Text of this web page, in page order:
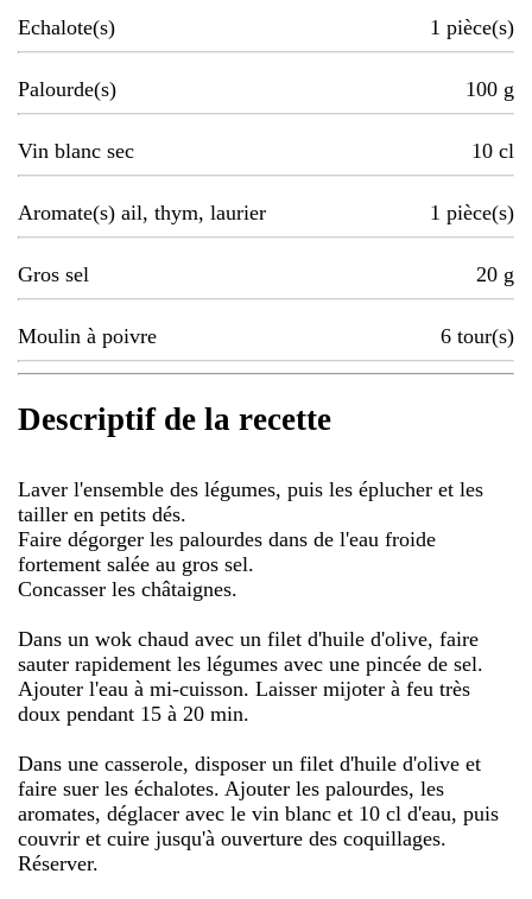
Echalote(s) 1 pièce(s)
Palourde(s) 100 g
Vin blanc sec 10 cl
Aromate(s) ail, thym, laurier 1 pièce(s)
Gros sel 20 g
Moulin à poivre 6 tour(s)
Descriptif de la recette
Laver l'ensemble des légumes, puis les éplucher et les
tailler en petits dés.
Faire dégorger les palourdes dans de l'eau froide
fortement salée au gros sel.
Concasser les châtaignes.
Dans un wok chaud avec un filet d'huile d'olive, faire
sauter rapidement les légumes avec une pincée de sel.
Ajouter l'eau à mi-cuisson. Laisser mijoter à feu très
doux pendant 15 à 20 min.
Dans une casserole, disposer un filet d'huile d'olive et
faire suer les échalotes. Ajouter les palourdes, les
aromates, déglacer avec le vin blanc et 10 cl d'eau, puis
couvrir et cuire jusqu'à ouverture des coquillages.
Réserver.